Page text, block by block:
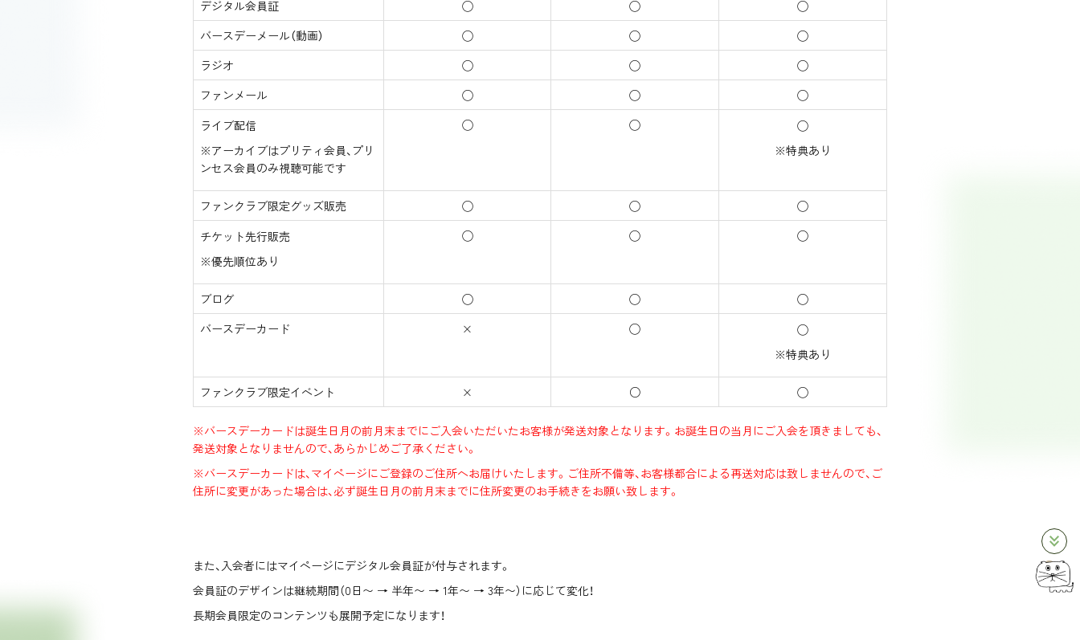
keyboard_double_arrow_down
デジタル会員証 ◯ ◯
◯
バースデーメール（動画）
◯ ◯
◯
ラジオ
◯ ◯
◯
ファンメール
◯ ◯
◯
ライブ配信
※アーカイブはプリティ会員、プリ
ンセス会員のみ視聴可能です
◯ ◯
◯
※特典あり
ファンクラブ限定グッズ販売 ◯ ◯
◯
チケット先行販売
※優先順位あり
◯ ◯ ◯
ブログ ◯ ◯
◯
バースデーカード
× ◯
◯
※特典あり
ファンクラブ限定イベント × ○ ◯
※バースデーカードは誕生日月の前月末までにご入会いただいたお客様が発送対象となります。お誕生日の当月にご入会を頂きましても、
発送対象となりませんので、あらかじめご了承ください。
※バースデーカードは、マイページにご登録のご住所へお届けいたします。ご住所不備等、お客様都合による再送対応は致しませんので、ご
住所に変更があった場合は、必ず誕生日月の前月末までに住所変更のお手続きをお願い致します。
また、入会者にはマイページにデジタル会員証が付与されます。
会員証のデザインは継続期間（0日〜 → 半年〜 → 1年〜 → 3年〜）に応じて変化！
長期会員限定のコンテンツも展開予定になります！